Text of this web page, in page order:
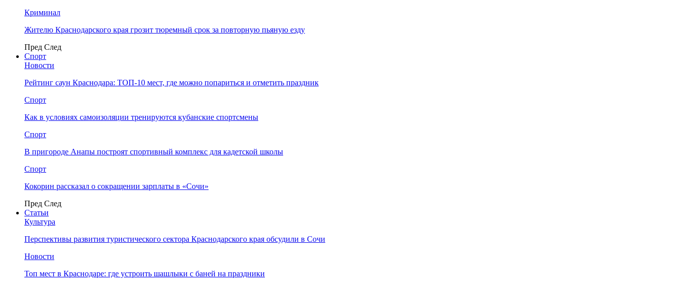
Криминал
Жителю Краснодарского края грозит тюремный срок за повторную пьяную езду
Пред След
Спорт
Новости
Рейтинг саун Краснодара: ТОП-10 мест, где можно попариться и отметить праздник
Спорт
Как в условиях самоизоляции тренируются кубанские спортсмены
Спорт
В пригороде Анапы построят спортивный комплекс для кадетской школы
Спорт
Кокорин рассказал о сокращении зарплаты в «Сочи»
Пред След
Статьи
Культура
Перспективы развития туристического сектора Краснодарского края обсудили в Сочи
Новости
Топ мест в Краснодаре: где устроить шашлыки с баней на праздники